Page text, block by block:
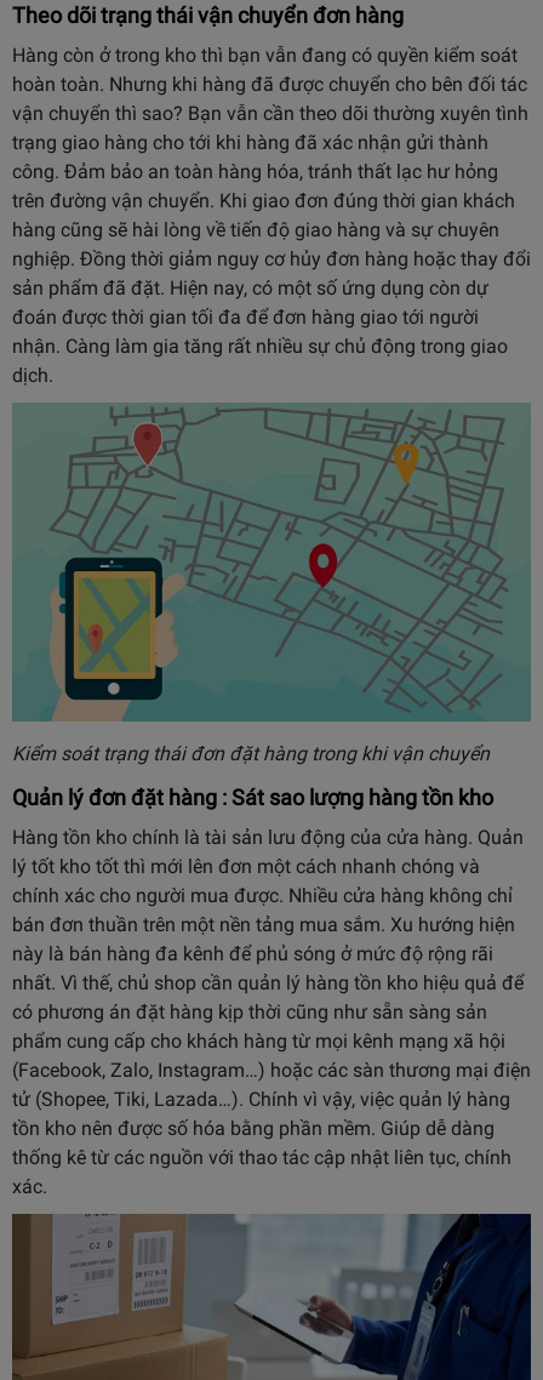
Theo dõi trạng thái vận chuyển đơn hàng
Hàng còn ở trong kho thì bạn vẫn đang có quyền kiểm soát
hoàn toàn. Nhưng khi hàng đã được chuyển cho bên đối tác
vận chuyển thì sao? Bạn vẫn cần theo dõi thường xuyên tình
trạng giao hàng cho tới khi hàng đã xác nhận gửi thành
công. Đảm bảo an toàn hàng hóa, tránh thất lạc hư hỏng
trên đường vận chuyển. Khi giao đơn đúng thời gian khách
hàng cũng sẽ hài lòng về tiến độ giao hàng và sự chuyên
nghiệp. Đồng thời giảm nguy cơ hủy đơn hàng hoặc thay đổi
sản phẩm đã đặt. Hiện nay, có một số ứng dụng còn dự
đoán được thời gian tối đa để đơn hàng giao tới người
nhận. Càng làm gia tăng rất nhiều sự chủ động trong giao
dịch.
Kiểm soát trạng thái đơn đặt hàng trong khi vận chuyển
Quản lý đơn đặt hàng : Sát sao lượng hàng tồn kho
Hàng tồn kho chính là tài sản lưu động của cửa hàng. Quản
lý tốt kho tốt thì mới lên đơn một cách nhanh chóng và
chính xác cho người mua được. Nhiều cửa hàng không chỉ
bán đơn thuần trên một nền tảng mua sắm. Xu hướng hiện
này là bán hàng đa kênh để phủ sóng ở mức độ rộng rãi
nhất. Vì thế, chủ shop cần quản lý hàng tồn kho hiệu quả để
có phương án đặt hàng kịp thời cũng như sẵn sàng sản
phẩm cung cấp cho khách hàng từ mọi kênh mạng xã hội
(Facebook, Zalo, Instagram…) hoặc các sàn thương mại điện
tử (Shopee, Tiki, Lazada…). Chính vì vậy, việc quản lý hàng
tồn kho nên được số hóa bằng phần mềm. Giúp dễ dàng
thống kê từ các nguồn với thao tác cập nhật liên tục, chính
xác.